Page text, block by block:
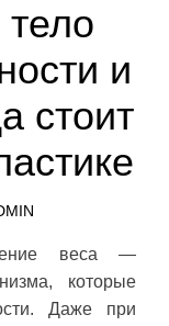
и
стоит
веса —
которые
Даже при